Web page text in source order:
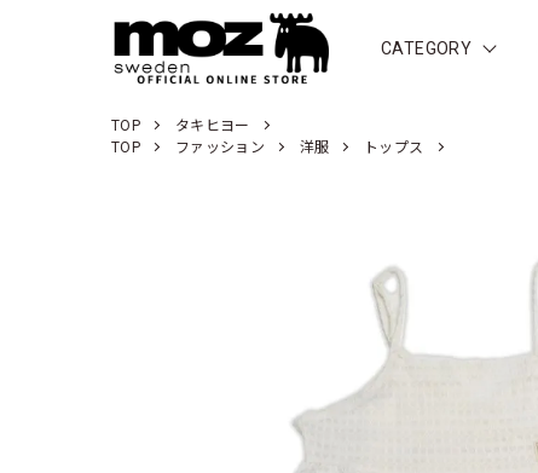
CATEGORY
TOP
タキヒヨー
TOP
ファッション 洋服 トップス